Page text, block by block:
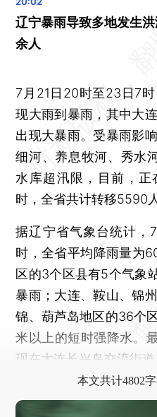
游泳世锦赛：中国跳水队
黑龙江一架农用作业飞机
辽宁暴雨导致多地发生
余人
7月21日20时至23日7
现大雨到暴雨，其中大
出现大暴雨。受暴雨影
细河、养息牧河、秀水
水库超汛限，目前，
时，全省共计转移5590人
据辽宁省气象台统计，
时，全省平均降雨量为
区的3个区县有5个气象
暴雨；大连、鞍山、锦
锦、葫芦岛地区的36个
米以上的短时强降水。
现在大连长兴岛交流街道
本文共计4802